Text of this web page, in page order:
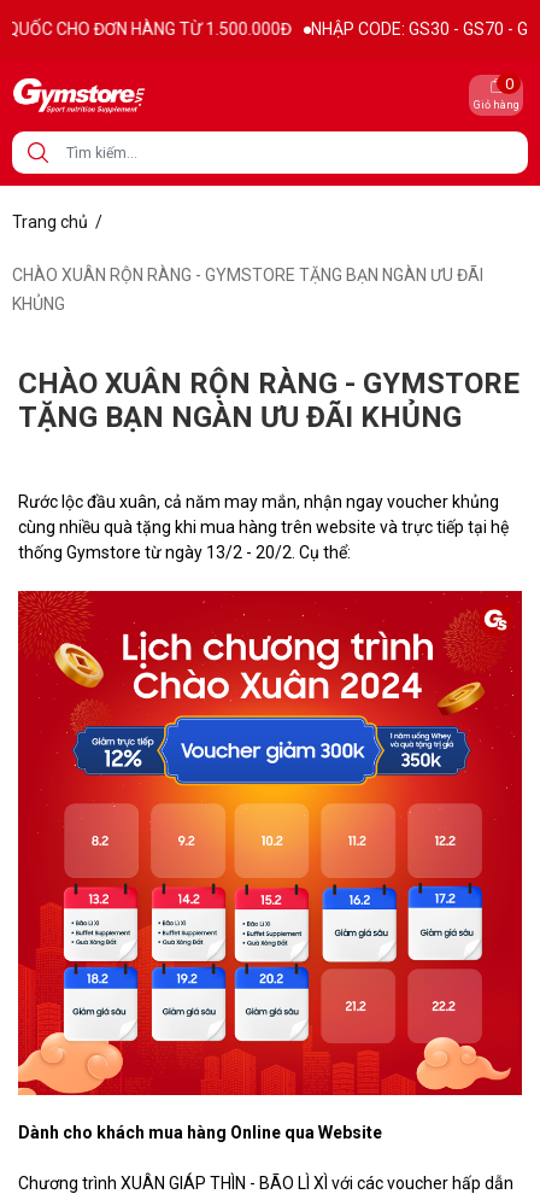
ĐƠN HÀNG TỪ 1.500.000Đ NHẬP CODE: GS30 - GS70 - GS100 giảm
Giỏ hàng
0
Trang chủ /
CHÀO XUÂN RỘN RÀNG - GYMSTORE TẶNG BẠN NGÀN ƯU ĐÃI
KHỦNG
CHÀO XUÂN RỘN RÀNG - GYMSTORE
TẶNG BẠN NGÀN ƯU ĐÃI KHỦNG
Rước lộc đầu xuân, cả năm may mắn, nhận ngay voucher khủng
cùng nhiều quà tặng khi mua hàng trên website và trực tiếp tại hệ
thống Gymstore từ ngày 13/2 - 20/2. Cụ thể:
Dành cho khách mua hàng Online qua Website
Chương trình XUÂN GIÁP THÌN - BÃO LÌ XÌ với các voucher hấp dẫn